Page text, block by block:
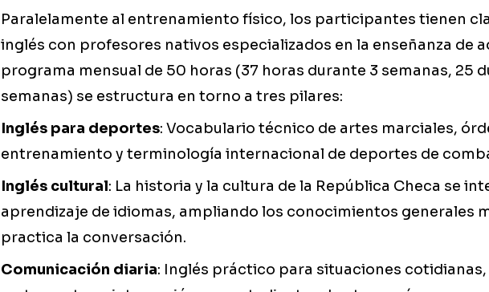
Paralelamente al entrenamiento físico, los participantes tienen
inglés con profesores nativos especializados en la enseñanza de
programa mensual de 50 horas (37 horas durante 3 semanas, 25
semanas) se estructura en torno a tres pilares:
Inglés para deportes: Vocabulario técnico de artes marciales,
entrenamiento y terminología internacional de deportes de
Inglés cultural: La historia y la cultura de la República Checa se
aprendizaje de idiomas, ampliando los conocimientos generales
practica la conversación.
Comunicación diaria: Inglés práctico para situaciones